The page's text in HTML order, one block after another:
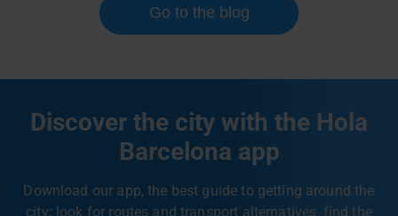
Go to the blog
Discover the city with the Hola
Barcelona app
Download our app, the best guide to getting around the
city: look for routes and transport alternatives, find the